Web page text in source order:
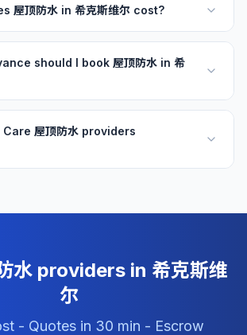
屋顶防水 in 希克斯维尔 cost?
should I book 屋顶防水 in 希
屋顶防水 providers
水 providers in 希克斯维
尔
- Quotes in 30 min - Escrow